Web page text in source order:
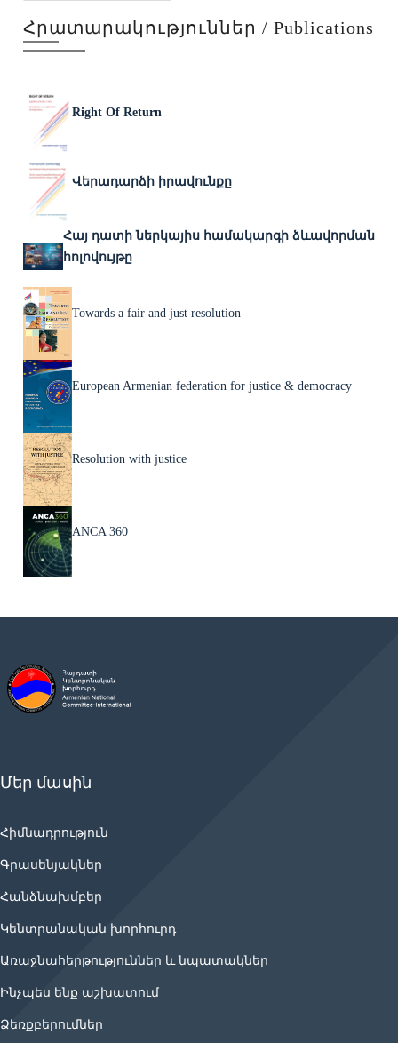
Հրատարակություններ / Publications
Right Of Return
Վերադարձի իրավունքը
Հայ դատի ներկայիս համակարգի ձևավորման
հոլովույթը
Towards a fair and just resolution
European Armenian federation for justice & democracy
Resolution with justice
ANCA 360
Մեր մասին
Հիմնադրություն
Գրասենյակներ
Հանձնախմբեր
Կենտրանական խորհուրդ
Առաջնահերթություններ և նպատակներ
Ինչպես ենք աշխատում
Ձեռքբերումներ